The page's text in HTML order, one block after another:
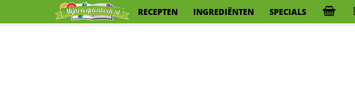
RECEPTEN INGREDIËNTEN SPECIALS